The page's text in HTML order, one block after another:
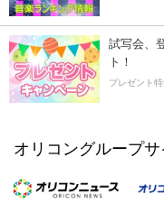
試写会、
ト！
プレゼント
オリコングループサ